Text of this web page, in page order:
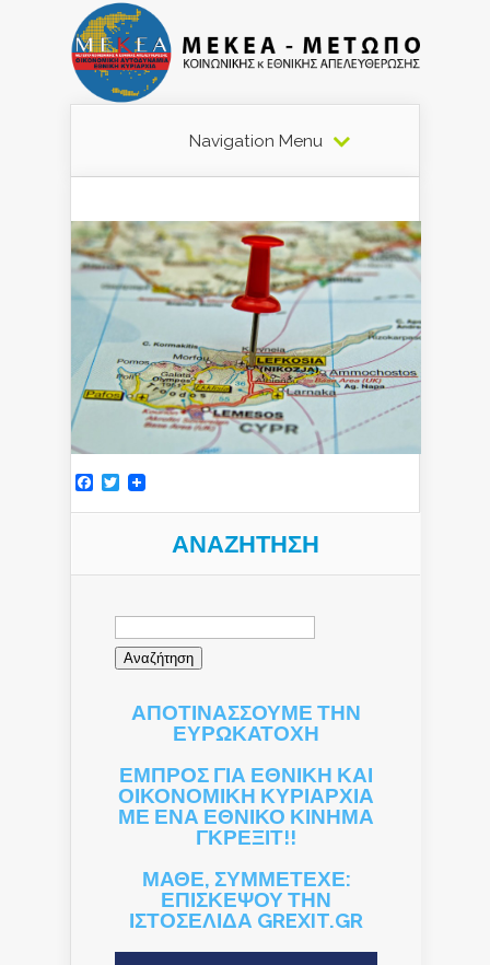
Navigation Menu
Facebook
Twitter
ΑΝΑΖΉΤΗΣΗ
Αναζήτηση
ΑΠΟΤΙΝΑΣΣΟΥΜΕ ΤΗΝ
ΕΥΡΩΚΑΤΟΧΗ
ΕΜΠΡΟΣ ΓΙΑ ΕΘΝΙΚΗ ΚΑΙ
ΟΙΚΟΝΟΜΙΚΗ ΚΥΡΙΑΡΧΙΑ
ΜΕ ΕΝΑ ΕΘΝΙΚΟ ΚΙΝΗΜΑ
ΓΚΡΕΞΙΤ!!
ΜΑΘΕ, ΣΥΜΜΕΤΕΧΕ:
ΕΠΙΣΚΕΨΟΥ ΤΗΝ
ΙΣΤΟΣΕΛΙΔΑ GREXIT.GR